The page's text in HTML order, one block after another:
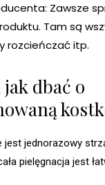
Zawsze
Tam są
rozcieńczać itp.
dbać o
jest jednorazowy
pielęgnacja jest